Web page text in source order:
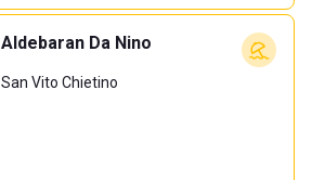
Aldebaran Da Nino
San Vito Chietino